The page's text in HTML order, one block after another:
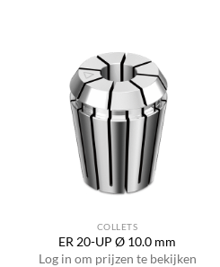
COLLETS
ER 20-UP Ø 10.0 mm
Log in om prijzen te bekijken